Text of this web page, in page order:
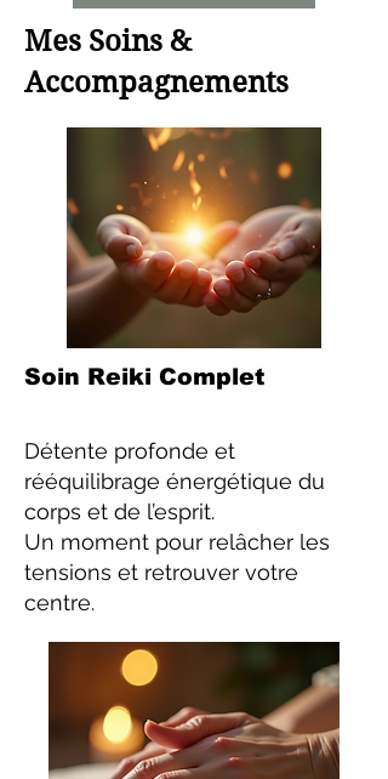
Mes Soins &
Accompagnements
Soin Reiki Complet
Détente profonde et
rééquilibrage énergétique du
corps et de l’esprit.
Un moment pour relâcher les
tensions et retrouver votre
centre.